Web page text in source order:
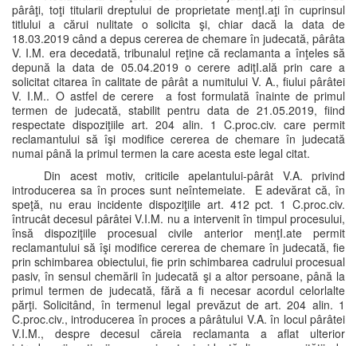
pârâţi, toţi titularii dreptului de proprietate menţI.aţi în cuprinsul
titlului a cărui nulitate o solicita şi, chiar dacă la data de
18.03.2019 când a depus cererea de chemare în judecată, pârâta
V. I.M. era decedată, tribunalul reţine că reclamanta a înţeles să
depună la data de 05.04.2019 o cerere adiţI.ală prin care a
solicitat citarea în calitate de pârât a numitului V. A., fiului pârâtei
V. I.M.. O astfel de cerere a fost formulată înainte de primul
termen de judecată, stabilit pentru data de 21.05.2019, fiind
respectate dispoziţiile art. 204 alin. 1 C.proc.civ. care permit
reclamantului să îşi modifice cererea de chemare în judecată
numai până la primul termen la care acesta este legal citat.
Din acest motiv, criticile apelantului-pârât V.A. privind
introducerea sa în proces sunt neîntemeiate. E adevărat că, în
speţă, nu erau incidente dispoziţiile art. 412 pct. 1 C.proc.civ.
întrucât decesul pârâtei V.I.M. nu a intervenit în timpul procesului,
însă dispoziţiile procesual civile anterior menţI.ate permit
reclamantului să îşi modifice cererea de chemare în judecată, fie
prin schimbarea obiectului, fie prin schimbarea cadrului procesual
pasiv, în sensul chemării în judecată şi a altor persoane, până la
primul termen de judecată, fără a fi necesar acordul celorlalte
părţi. Solicitând, în termenul legal prevăzut de art. 204 alin. 1
C.proc.civ., introducerea în proces a pârâtului V.A. în locul pârâtei
V.I.M., despre decesul căreia reclamanta a aflat ulterior